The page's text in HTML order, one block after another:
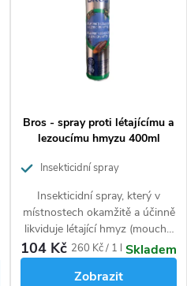
Bros - spray proti létajícímu a
lezoucímu hmyzu 400ml
Insekticidní spray
Insekticidní spray, který v
místnostech okamžitě a účinně
likviduje létající hmyz (mouchy,
komáry, moly) a lezoucí hmyz
(šváby, rusy, mravence, blechy).
104 Kč Měrná
260 Kč / 1 l Skladem
Zobrazit